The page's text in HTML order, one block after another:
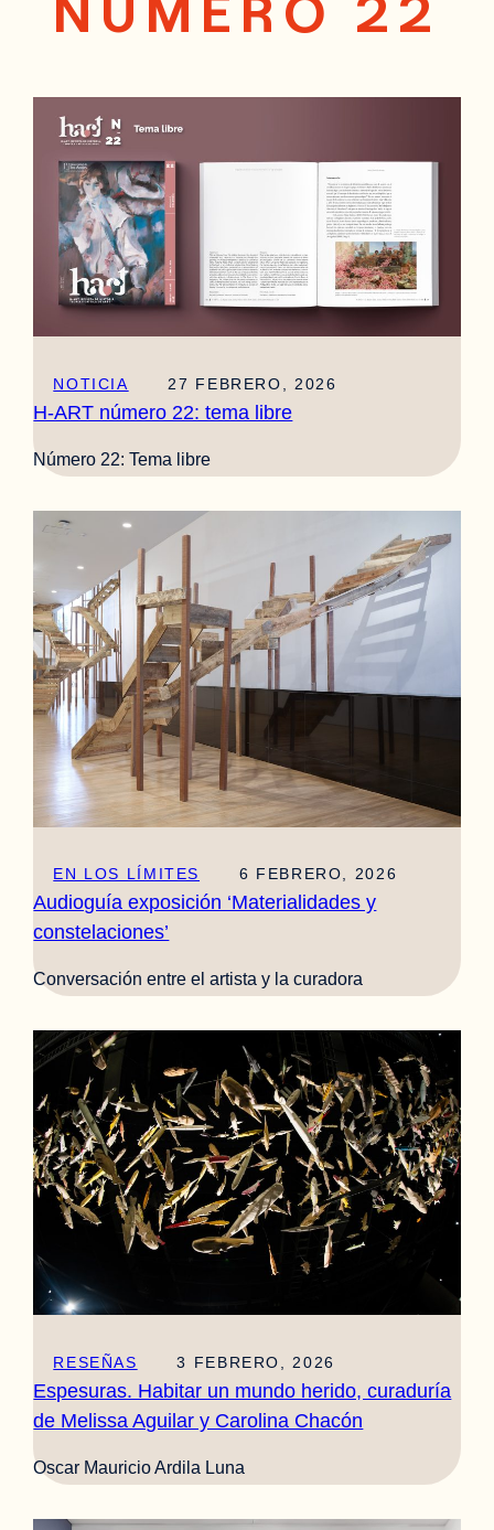
NOTICIA 27 FEBRERO, 2026
H-ART número 22: tema libre
Número 22: Tema libre
EN LOS LÍMITES 6 FEBRERO, 2026
Audioguía exposición ‘Materialidades y
constelaciones’
Conversación entre el artista y la curadora
RESEÑAS 3 FEBRERO, 2026
Espesuras. Habitar un mundo herido, curaduría
de Melissa Aguilar y Carolina Chacón
Oscar Mauricio Ardila Luna